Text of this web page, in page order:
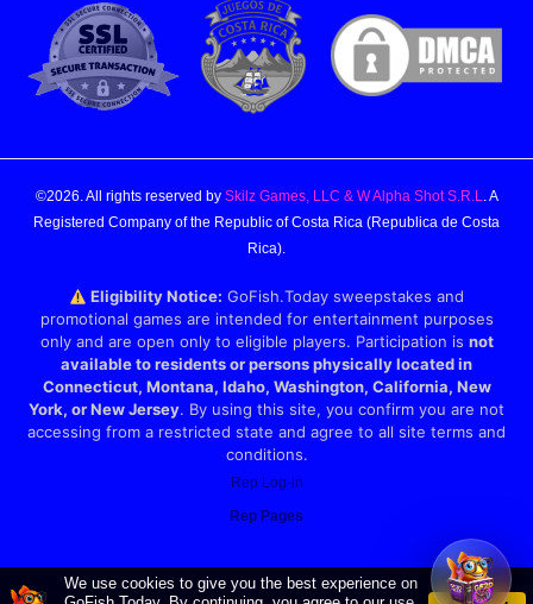
©2026. All rights reserved by Skilz Games, LLC & W Alpha Shot S.R.L. A
Registered Company of the Republic of Costa Rica (Republica de Costa
Rica).
Eligibility Notice: GoFish.Today sweepstakes and
promotional games are intended for entertainment purposes
only and are open only to eligible players. Participation is not
available to residents or persons physically located in
Connecticut, Montana, Idaho, Washington, California, New
York, or New Jersey. By using this site, you confirm you are not
accessing from a restricted state and agree to all site terms and
conditions.
Rep Log-in
Rep Pages
We use cookies to give you the best experience on